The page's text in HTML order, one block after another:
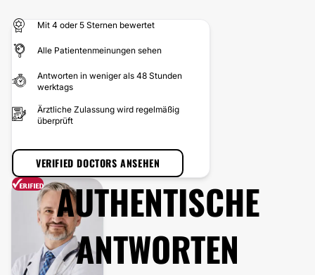
Mit 4 oder 5 Sternen bewertet
Alle Patientenmeinungen sehen
Antworten in weniger als 48 Stunden
werktags
Ärztliche Zulassung wird regelmäßig
überprüft
VERIFIED DOCTORS ANSEHEN
AUTHENTISCHE
ANTWORTEN